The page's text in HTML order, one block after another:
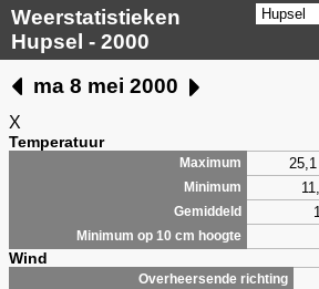
Weerstatistieken
Hupsel - 2000
ma 8 mei 2000
X
Temperatuur
Maximum
Minimum
Gemiddeld
Minimum op 10 cm hoogte
Wind
Overheersende richting